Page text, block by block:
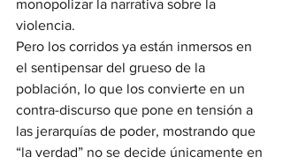
monopolizar la narrativa sobre la
violencia.
Pero los corridos ya están inmersos en
el sentipensar del grueso de la
población, lo que los convierte en un
contra-discurso que pone en tensión a
las jerarquías de poder, mostrando que
“la verdad” no se decide únicamente en